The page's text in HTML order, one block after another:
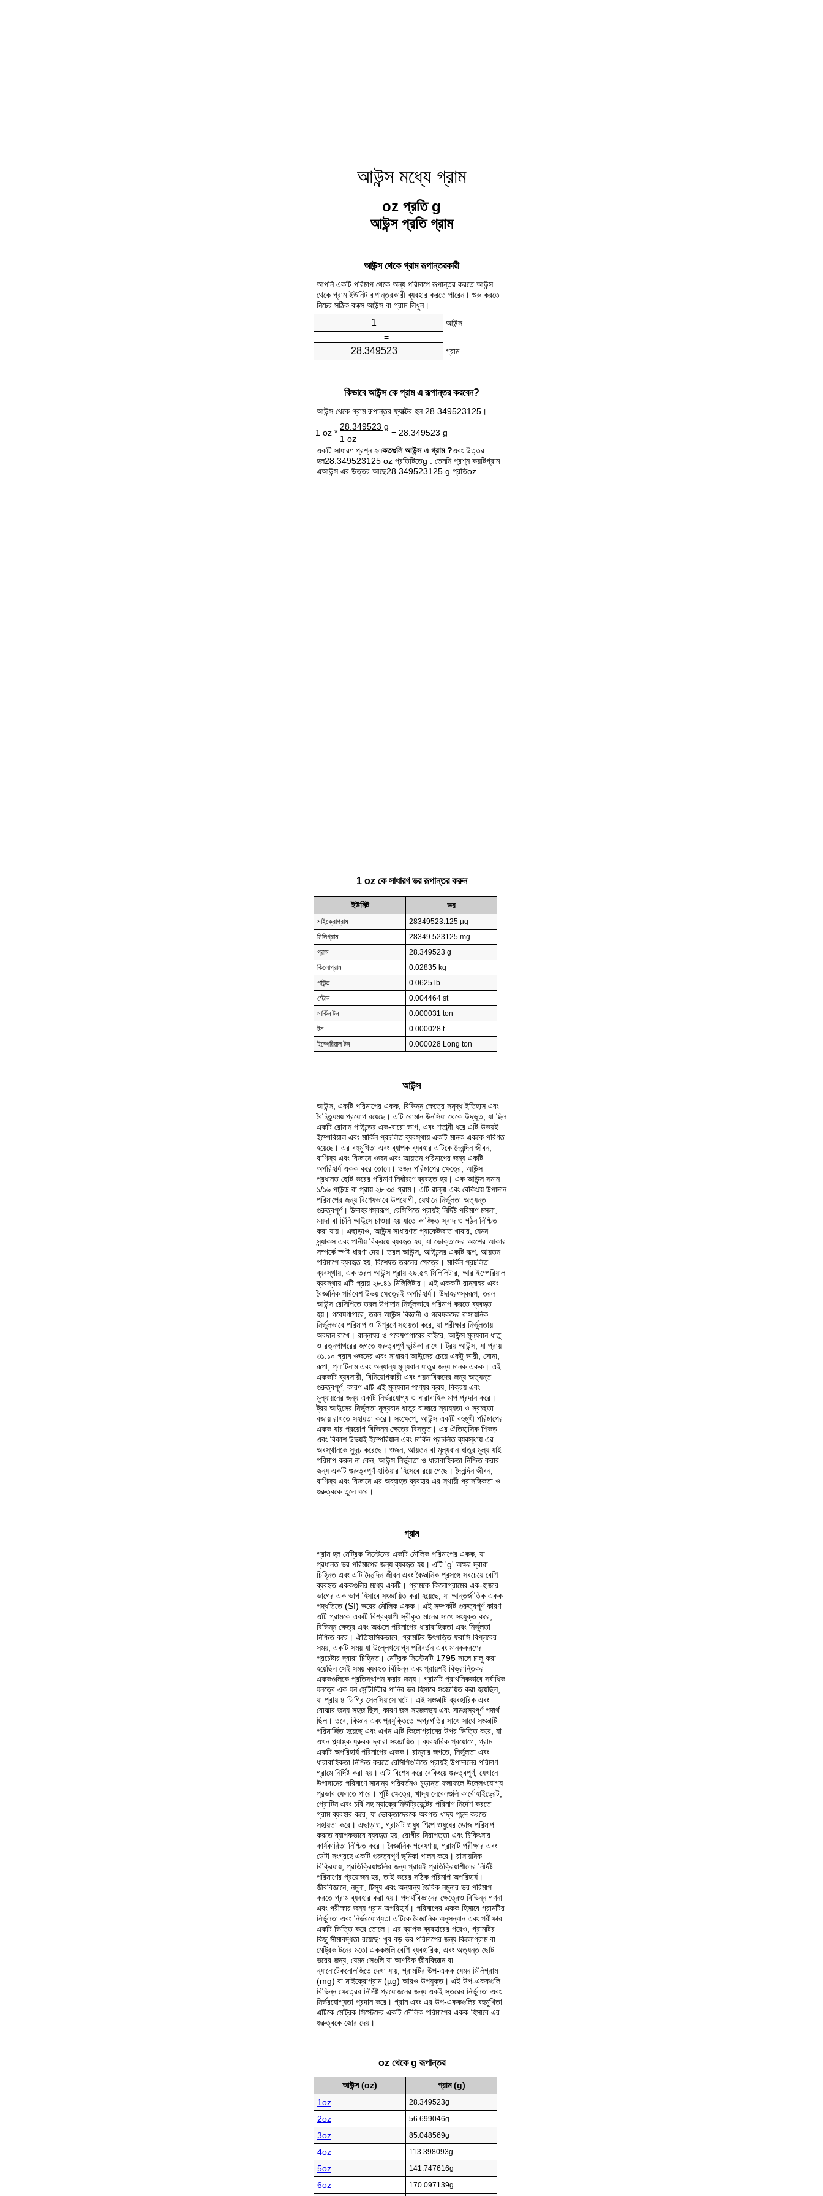
আউন্স মধ্যে গ্রাম
oz প্রতি g
আউন্স প্রতি গ্রাম
আউন্স থেকে গ্রাম রূপান্তরকারী
আপনি একটি পরিমাপ থেকে অন্য পরিমাপে রূপান্তর করতে আউন্স
থেকে গ্রাম ইউনিট রূপান্তরকারী ব্যবহার করতে পারেন। শুরু করতে
নিচের সঠিক বাক্সে আউন্স বা গ্রাম লিখুন।
আউন্স
=
গ্রাম
কিভাবে আউন্স কে গ্রাম এ রূপান্তর করবেন?
আউন্স থেকে গ্রাম রূপান্তর ফ্যাক্টর হল 28.349523125।
1 oz *
28.349523 g
= 28.349523 g
1 oz
একটি সাধারণ প্রশ্ন হলকতগুলি আউন্স এ গ্রাম ?এবং উত্তর
হল28.349523125 oz প্রতিটিতেg . তেমনি প্রশ্ন কয়টিগ্রাম
এআউন্স এর উত্তর আছে28.349523125 g প্রতিoz .
1 oz কে সাধারণ ভর রূপান্তর করুন
ইউনিট ভর
মাইক্রোগ্রাম
28349523.125 µg
মিলিগ্রাম
28349.523125 mg
গ্রাম
28.349523 g
কিলোগ্রাম
0.02835 kg
পাউন্ড
0.0625 lb
স্টোন
0.004464 st
মার্কিন টন
0.000031 ton
টন
0.000028 t
ইম্পেরিয়াল টন
0.000028 Long ton
আউন্স
আউন্স, একটি পরিমাপের একক, বিভিন্ন ক্ষেত্রে সমৃদ্ধ ইতিহাস এবং
বৈচিত্র্যময় প্রয়োগ রয়েছে। এটি রোমান উনসিয়া থেকে উদ্ভূত, যা ছিল
একটি রোমান পাউন্ডের এক-বারো ভাগ, এবং শতাব্দী ধরে এটি উভয়ই
ইম্পেরিয়াল এবং মার্কিন প্রচলিত ব্যবস্থায় একটি মানক এককে পরিণত
হয়েছে। এর বহুমুখিতা এবং ব্যাপক ব্যবহার এটিকে দৈনন্দিন জীবন,
বাণিজ্য এবং বিজ্ঞানে ওজন এবং আয়তন পরিমাপের জন্য একটি
অপরিহার্য একক করে তোলে। ওজন পরিমাপের ক্ষেত্রে, আউন্স
প্রধানত ছোট ভরের পরিমাণ নির্ধারণে ব্যবহৃত হয়। এক আউন্স সমান
১/১৬ পাউন্ড বা প্রায় ২৮.৩৫ গ্রাম। এটি রান্না এবং বেকিংয়ে উপাদান
পরিমাপের জন্য বিশেষভাবে উপযোগী, যেখানে নির্ভুলতা অত্যন্ত
গুরুত্বপূর্ণ। উদাহরণস্বরূপ, রেসিপিতে প্রায়ই নির্দিষ্ট পরিমাণ মসলা,
ময়দা বা চিনি আউন্সে চাওয়া হয় যাতে কাঙ্ক্ষিত স্বাদ ও গঠন নিশ্চিত
করা যায়। এছাড়াও, আউন্স সাধারণত প্যাকেটজাত খাবার, যেমন
স্ন্যাকস এবং পানীয় বিক্রয়ে ব্যবহৃত হয়, যা ভোক্তাদের অংশের আকার
সম্পর্কে স্পষ্ট ধারণা দেয়। তরল আউন্স, আউন্সের একটি রূপ, আয়তন
পরিমাপে ব্যবহৃত হয়, বিশেষত তরলের ক্ষেত্রে। মার্কিন প্রচলিত
ব্যবস্থায়, এক তরল আউন্স প্রায় ২৯.৫৭ মিলিলিটার, আর ইম্পেরিয়াল
ব্যবস্থায় এটি প্রায় ২৮.৪১ মিলিলিটার। এই এককটি রান্নাঘর এবং
বৈজ্ঞানিক পরিবেশ উভয় ক্ষেত্রেই অপরিহার্য। উদাহরণস্বরূপ, তরল
আউন্স রেসিপিতে তরল উপাদান নির্ভুলভাবে পরিমাপ করতে ব্যবহৃত
হয়। গবেষণাগারে, তরল আউন্স বিজ্ঞানী ও গবেষকদের রাসায়নিক
নির্ভুলভাবে পরিমাপ ও মিশ্রণে সহায়তা করে, যা পরীক্ষার নির্ভুলতায়
অবদান রাখে। রান্নাঘর ও গবেষণাগারের বাইরে, আউন্স মূল্যবান ধাতু
ও রত্নপাথরের জগতে গুরুত্বপূর্ণ ভূমিকা রাখে। ট্রয় আউন্স, যা প্রায়
৩১.১০ গ্রাম ওজনের এবং সাধারণ আউন্সের চেয়ে একটু ভারী, সোনা,
রূপা, প্লাটিনাম এবং অন্যান্য মূল্যবান ধাতুর জন্য মানক একক। এই
এককটি ব্যবসায়ী, বিনিয়োগকারী এবং গয়নাবিকদের জন্য অত্যন্ত
গুরুত্বপূর্ণ, কারণ এটি এই মূল্যবান পণ্যের ক্রয়, বিক্রয় এবং
মূল্যায়নের জন্য একটি নির্ভরযোগ্য ও ধারাবাহিক মাপ প্রদান করে।
ট্রয় আউন্সের নির্ভুলতা মূল্যবান ধাতুর বাজারে ন্যায্যতা ও স্বচ্ছতা
বজায় রাখতে সহায়তা করে। সংক্ষেপে, আউন্স একটি বহুমুখী পরিমাপের
একক যার প্রয়োগ বিভিন্ন ক্ষেত্রে বিস্তৃত। এর ঐতিহাসিক শিকড়
এবং বিকাশ উভয়ই ইম্পেরিয়াল এবং মার্কিন প্রচলিত ব্যবস্থায় এর
অবস্থানকে সুদৃঢ় করেছে। ওজন, আয়তন বা মূল্যবান ধাতুর মূল্য যাই
পরিমাপ করুন না কেন, আউন্স নির্ভুলতা ও ধারাবাহিকতা নিশ্চিত করার
জন্য একটি গুরুত্বপূর্ণ হাতিয়ার হিসেবে রয়ে গেছে। দৈনন্দিন জীবন,
বাণিজ্য এবং বিজ্ঞানে এর অব্যাহত ব্যবহার এর স্থায়ী প্রাসঙ্গিকতা ও
গুরুত্বকে তুলে ধরে।
গ্রাম
গ্রাম হল মেট্রিক সিস্টেমের একটি মৌলিক পরিমাপের একক, যা
প্রধানত ভর পরিমাপের জন্য ব্যবহৃত হয়। এটি 'g' অক্ষর দ্বারা
চিহ্নিত এবং এটি দৈনন্দিন জীবন এবং বৈজ্ঞানিক প্রসঙ্গে সবচেয়ে বেশি
ব্যবহৃত এককগুলির মধ্যে একটি। গ্রামকে কিলোগ্রামের এক-হাজার
ভাগের এক ভাগ হিসাবে সংজ্ঞায়িত করা হয়েছে, যা আন্তর্জাতিক একক
পদ্ধতিতে (SI) ভরের মৌলিক একক। এই সম্পর্কটি গুরুত্বপূর্ণ কারণ
এটি গ্রামকে একটি বিশ্বব্যাপী স্বীকৃত মানের সাথে সংযুক্ত করে,
বিভিন্ন ক্ষেত্র এবং অঞ্চলে পরিমাপের ধারাবাহিকতা এবং নির্ভুলতা
নিশ্চিত করে। ঐতিহাসিকভাবে, গ্রামটির উৎপত্তি ফরাসি বিপ্লবের
সময়, একটি সময় যা উল্লেখযোগ্য পরিবর্তন এবং মানককরণের
প্রচেষ্টার দ্বারা চিহ্নিত। মেট্রিক সিস্টেমটি 1795 সালে চালু করা
হয়েছিল সেই সময় ব্যবহৃত বিভিন্ন এবং প্রায়শই বিভ্রান্তিকর
এককগুলিকে প্রতিস্থাপন করার জন্য। গ্রামটি প্রাথমিকভাবে সর্বাধিক
ঘনত্বে এক ঘন সেন্টিমিটার পানির ভর হিসাবে সংজ্ঞায়িত করা হয়েছিল,
যা প্রায় ৪ ডিগ্রি সেলসিয়াসে ঘটে। এই সংজ্ঞাটি ব্যবহারিক এবং
বোঝার জন্য সহজ ছিল, কারণ জল সহজলভ্য এবং সামঞ্জস্যপূর্ণ পদার্থ
ছিল। তবে, বিজ্ঞান এবং প্রযুক্তিতে অগ্রগতির সাথে সাথে সংজ্ঞাটি
পরিমার্জিত হয়েছে এবং এখন এটি কিলোগ্রামের উপর ভিত্তি করে, যা
এখন প্ল্যাঙ্ক ধ্রুবক দ্বারা সংজ্ঞায়িত। ব্যবহারিক প্রয়োগে, গ্রাম
একটি অপরিহার্য পরিমাপের একক। রান্নার জগতে, নির্ভুলতা এবং
ধারাবাহিকতা নিশ্চিত করতে রেসিপিগুলিতে প্রায়ই উপাদানের পরিমাণ
গ্রামে নির্দিষ্ট করা হয়। এটি বিশেষ করে বেকিংয়ে গুরুত্বপূর্ণ, যেখানে
উপাদানের পরিমাণে সামান্য পরিবর্তনও চূড়ান্ত ফলাফলে উল্লেখযোগ্য
প্রভাব ফেলতে পারে। পুষ্টি ক্ষেত্রে, খাদ্য লেবেলগুলি কার্বোহাইড্রেট,
প্রোটিন এবং চর্বি সহ ম্যাক্রোনিউট্রিয়েন্টের পরিমাণ নির্দেশ করতে
গ্রাম ব্যবহার করে, যা ভোক্তাদেরকে অবগত খাদ্য পছন্দ করতে
সহায়তা করে। এছাড়াও, গ্রামটি ওষুধ শিল্পে ওষুধের ডোজ পরিমাপ
করতে ব্যাপকভাবে ব্যবহৃত হয়, রোগীর নিরাপত্তা এবং চিকিৎসার
কার্যকারিতা নিশ্চিত করে। বৈজ্ঞানিক গবেষণায়, গ্রামটি পরীক্ষার এবং
ডেটা সংগ্রহে একটি গুরুত্বপূর্ণ ভূমিকা পালন করে। রাসায়নিক
বিক্রিয়ায়, প্রতিক্রিয়াগুলির জন্য প্রায়ই প্রতিক্রিয়াশীলের নির্দিষ্ট
পরিমাণের প্রয়োজন হয়, তাই ভরের সঠিক পরিমাপ অপরিহার্য।
জীববিজ্ঞানে, নমুনা, টিস্যু এবং অন্যান্য জৈবিক নমুনার ভর পরিমাপ
করতে গ্রাম ব্যবহার করা হয়। পদার্থবিজ্ঞানের ক্ষেত্রেও বিভিন্ন গণনা
এবং পরীক্ষার জন্য গ্রাম অপরিহার্য। পরিমাপের একক হিসাবে গ্রামটির
নির্ভুলতা এবং নির্ভরযোগ্যতা এটিকে বৈজ্ঞানিক অনুসন্ধান এবং পরীক্ষার
একটি ভিত্তি করে তোলে। এর ব্যাপক ব্যবহারের পরেও, গ্রামটির
কিছু সীমাবদ্ধতা রয়েছে: খুব বড় ভর পরিমাপের জন্য কিলোগ্রাম বা
মেট্রিক টনের মতো এককগুলি বেশি ব্যবহারিক, এবং অত্যন্ত ছোট
ভরের জন্য, যেমন সেগুলি যা আণবিক জীববিজ্ঞান বা
ন্যানোটেকনোলজিতে দেখা যায়, গ্রামটির উপ-একক যেমন মিলিগ্রাম
(mg) বা মাইক্রোগ্রাম (µg) আরও উপযুক্ত। এই উপ-এককগুলি
বিভিন্ন ক্ষেত্রের নির্দিষ্ট প্রয়োজনের জন্য একই স্তরের নির্ভুলতা এবং
নির্ভরযোগ্যতা প্রদান করে। গ্রাম এবং এর উপ-এককগুলির বহুমুখিতা
এটিকে মেট্রিক সিস্টেমের একটি মৌলিক পরিমাপের একক হিসাবে এর
গুরুত্বকে জোর দেয়।
oz থেকে g রূপান্তর
আউন্স (oz)
গ্রাম (g)
1oz
28.349523g
2oz 56.699046g
3oz 85.048569g
4oz 113.398093g
5oz 141.747616g
6oz 170.097139g